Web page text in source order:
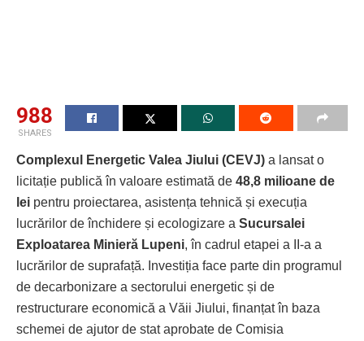
988
SHARES
Complexul Energetic Valea Jiului (CEVJ) a lansat o
licitație publică în valoare estimată de 48,8 milioane de
lei pentru proiectarea, asistența tehnică și execuția
lucrărilor de închidere și ecologizare a Sucursalei
Exploatarea Minieră Lupeni, în cadrul etapei a II-a a
lucrărilor de suprafață. Investiția face parte din programul
de decarbonizare a sectorului energetic și de
restructurare economică a Văii Jiului, finanțat în baza
schemei de ajutor de stat aprobate de Comisia